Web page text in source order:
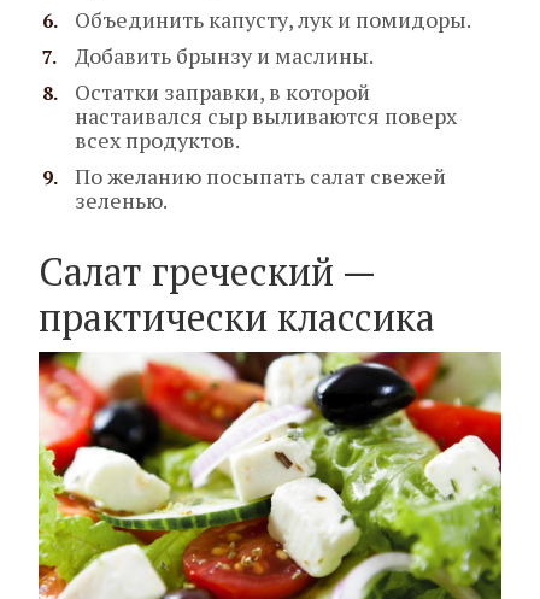
Объединить капусту, лук и помидоры.
Добавить брынзу и маслины.
Остатки заправки, в которой
настаивался сыр выливаются поверх
всех продуктов.
По желанию посыпать салат свежей
зеленью.
Салат греческий —
практически классика